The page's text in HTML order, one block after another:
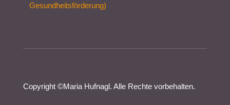
Gesundheitsförderung)
Copyright ©Maria Hufnagl. Alle Rechte vorbehalten.